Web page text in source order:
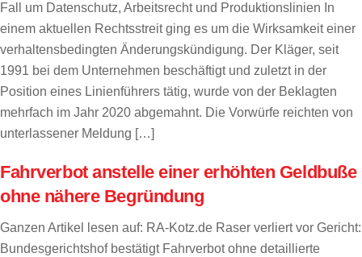
Fall um Datenschutz, Arbeitsrecht und Produktionslinien In
einem aktuellen Rechtsstreit ging es um die Wirksamkeit einer
verhaltensbedingten Änderungskündigung. Der Kläger, seit
1991 bei dem Unternehmen beschäftigt und zuletzt in der
Position eines Linienführers tätig, wurde von der Beklagten
mehrfach im Jahr 2020 abgemahnt. Die Vorwürfe reichten von
unterlassener Meldung […]
Fahrverbot anstelle einer erhöhten Geldbuße
ohne nähere Begründung
Ganzen Artikel lesen auf: RA-Kotz.de Raser verliert vor Gericht:
Bundesgerichtshof bestätigt Fahrverbot ohne detaillierte